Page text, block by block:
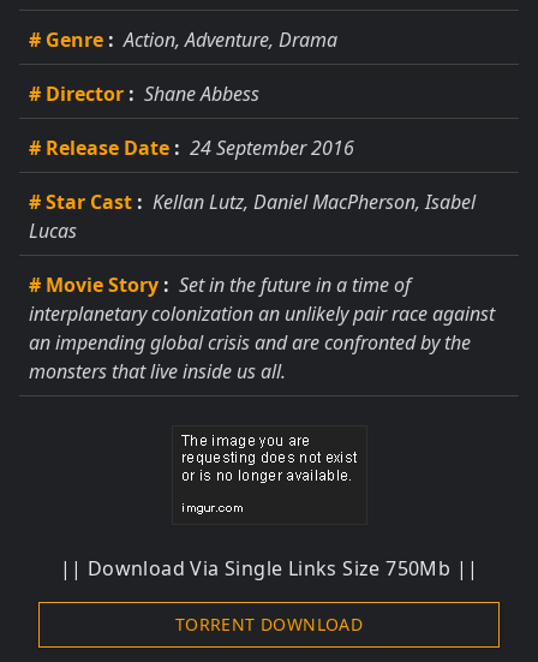
# Genre : Action, Adventure, Drama
# Director : Shane Abbess
# Release Date : 24 September 2016
# Star Cast : Kellan Lutz, Daniel MacPherson, Isabel
Lucas
# Movie Story : Set in the future in a time of
interplanetary colonization an unlikely pair race against
an impending global crisis and are confronted by the
monsters that live inside us all.
|| Download Via Single Links Size 750Mb ||
TORRENT DOWNLOAD